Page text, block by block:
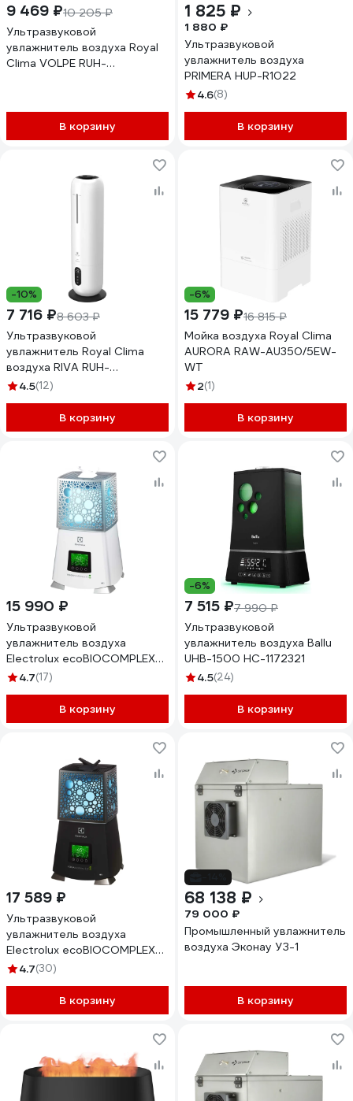
9 469 ₽10 205 ₽
Ультразвуковой
увлажнитель воздуха Royal
Clima VOLPE RUH-
В корзину
1 825 ₽
1 880 ₽
Ультразвуковой
увлажнитель воздуха
PRIMERA HUP-R1022
4.6(8)
В корзину
-10%
7 716 ₽8 603 ₽
Ультразвуковой
увлажнитель Royal Clima
воздуха RIVA RUH-
RV300/8.0E-WT
4.5(12)
В корзину
-6%
15 779 ₽16 815 ₽
Мойка воздуха Royal Clima
AURORA RAW-AU350/5EW-
WT
2(1)
В корзину
15 990 ₽
Ультразвуковой
увлажнитель воздуха
Electrolux ecoBIOCOMPLEX
EHU-3915D YOGAhealthline
4.7(17)
В корзину
-6%
7 515 ₽7 990 ₽
Ультразвуковой
увлажнитель воздуха Ballu
UHB-1500 НС-1172321
4.5(24)
В корзину
17 589 ₽
Ультразвуковой
увлажнитель воздуха
Electrolux ecoBIOCOMPLEX
EHU-3910D YOGAhealthline
4.7(30)
В корзину
68 138 ₽
79 000 ₽
Промышленный увлажнитель
воздуха Эконау УЗ-1
В корзину